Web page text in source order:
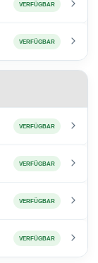
VERFÜGBAR
VERFÜGBAR
VERFÜGBAR
VERFÜGBAR
VERFÜGBAR
VERFÜGBAR